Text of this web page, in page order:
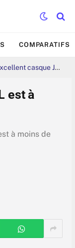
COMPARATIFS
JBL est à -58% grâce à Auchan
est à
à moins de